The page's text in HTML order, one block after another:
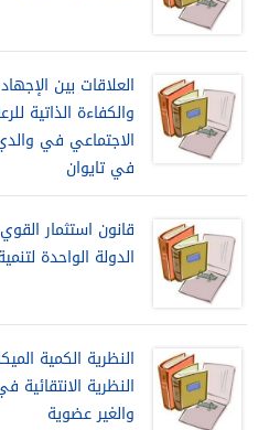
العلاقات بين
والكفاءة الذاتية
الاجتماعي في
في تايوان
الدولة الواحدة
النظرية الكمية
النظرية
والغير عضوية